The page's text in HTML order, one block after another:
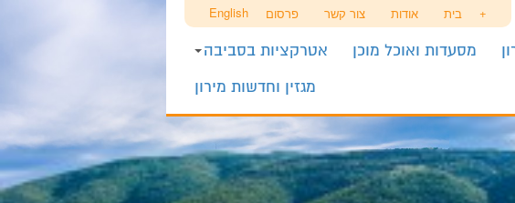
English בית אודות צור קשר פרסום +
מסעדות ואוכל מוכן
אטרקציות בסביבה
מגזין וחדשות מירון